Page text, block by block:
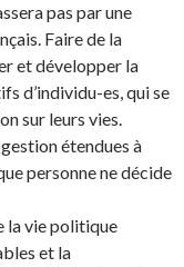
pas par une
Faire de la
et développer la
d’individu-es, qui se
sur leurs vies.
étendues à
personne ne décide
la vie politique
et la